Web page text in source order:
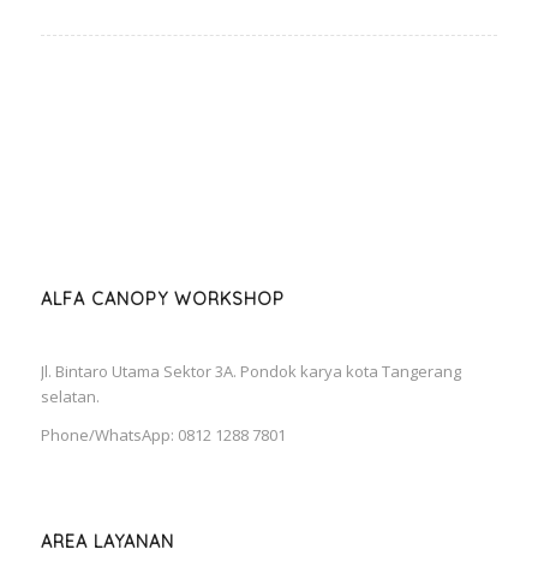
ALFA CANOPY WORKSHOP
Jl. Bintaro Utama Sektor 3A. Pondok karya kota Tangerang
selatan.
Phone/WhatsApp: 0812 1288 7801
AREA LAYANAN